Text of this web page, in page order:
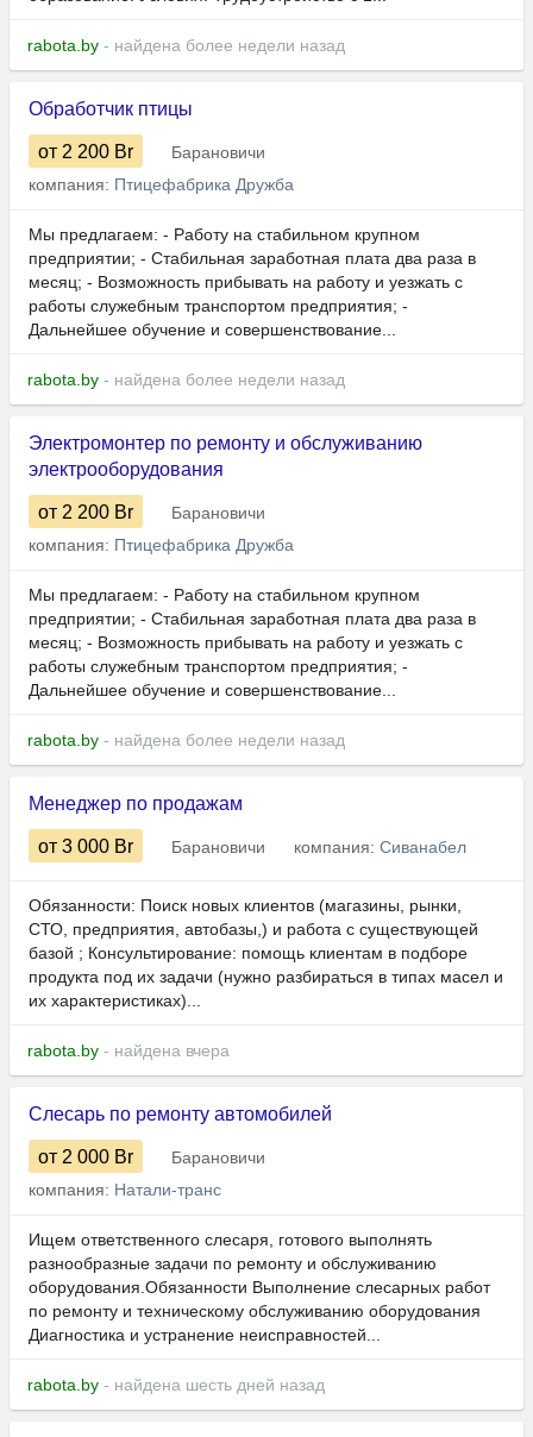
rabota.by - найдена более недели назад
Обработчик птицы
от 2 200 Br
Барановичи
компания: Птицефабрика Дружба
Мы предлагаем: - Работу на стабильном крупном
предприятии; - Стабильная заработная плата два раза в
месяц; - Возможность прибывать на работу и уезжать с
работы служебным транспортом предприятия; -
Дальнейшее обучение и совершенствование...
rabota.by - найдена более недели назад
Электромонтер по ремонту и обслуживанию
электрооборудования
от 2 200 Br
Барановичи
компания: Птицефабрика Дружба
Мы предлагаем: - Работу на стабильном крупном
предприятии; - Стабильная заработная плата два раза в
месяц; - Возможность прибывать на работу и уезжать с
работы служебным транспортом предприятия; -
Дальнейшее обучение и совершенствование...
rabota.by - найдена более недели назад
Менеджер по продажам
от 3 000 Br Барановичи компания: Сиванабел
Обязанности: Поиск новых клиентов (магазины, рынки,
СТО, предприятия, автобазы,) и работа с существующей
базой ; Консультирование: помощь клиентам в подборе
продукта под их задачи (нужно разбираться в типах масел и
их характеристиках)...
rabota.by - найдена вчера
Слесарь по ремонту автомобилей
от 2 000 Br
Барановичи
компания: Натали-транс
Ищем ответственного слесаря, готового выполнять
разнообразные задачи по ремонту и обслуживанию
оборудования.Обязанности Выполнение слесарных работ
по ремонту и техническому обслуживанию оборудования
Диагностика и устранение неисправностей...
rabota.by - найдена шесть дней назад